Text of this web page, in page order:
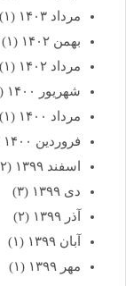
مرداد ۱۴۰۳
(۱)
بهمن ۱۴۰۲
(۱)
مرداد ۱۴۰۲
(۱)
شهریور ۱۴۰۰
(۱)
مرداد ۱۴۰۰
(۱)
فروردین ۱۴۰۰
اسفند ۱۳۹۹
(۲)
دی ۱۳۹۹
(۳)
آذر ۱۳۹۹
(۲)
آبان ۱۳۹۹
(۱)
مهر ۱۳۹۹
(۱)